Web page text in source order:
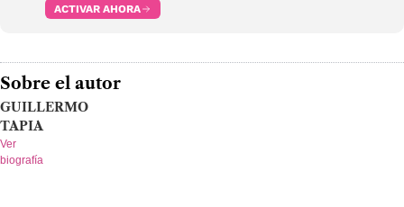
ACTIVAR AHORA
Sobre el autor
GUILLERMO
TAPIA
Ver
biografía